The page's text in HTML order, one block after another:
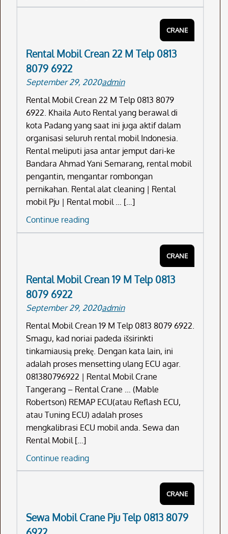
Skylift
6922
CRANE
Rental Mobil Crean 22 M Telp 0813
8079 6922
September 29, 2020admin
Rental Mobil Crean 22 M Telp 0813 8079
6922. Khaila Auto Rental yang berawal di
kota Padang yang saat ini juga aktif dalam
organisasi seluruh rental mobil Indonesia.
Rental meliputi jasa antar jemput dari-ke
Bandara Ahmad Yani Semarang, rental mobil
pengantin, mengantar rombongan
pernikahan. Rental alat cleaning | Rental
mobil Pju | Rental mobil … […]
Continue readingRental
Mobil
Telp
8079
6922
CRANE
Rental Mobil Crean 19 M Telp 0813
8079 6922
September 29, 2020admin
Rental Mobil Crean 19 M Telp 0813 8079 6922.
Smagu, kad noriai padeda išsirinkti
tinkamiausią prekę. Dengan kata lain, ini
adalah proses mensetting ulang ECU agar.
081380796922 | Rental Mobil Crane
Tangerang – Rental Crane … (Mable
Robertson) REMAP ECU(atau Reflash ECU,
atau Tuning ECU) adalah proses
mengkalibrasi ECU mobil anda. Sewa dan
Rental Mobil […]
Continue readingRental
Mobil
Telp
CRANE
Sewa Mobil Crane Pju Telp 0813 8079